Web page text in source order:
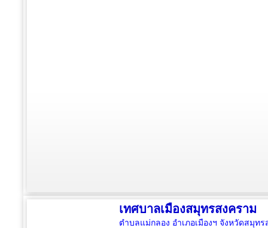
เทศบาลเมืองสมุทรสงคราม
ตำบลแม่กลอง อำเภอเมืองฯ จังหวัดสมุท